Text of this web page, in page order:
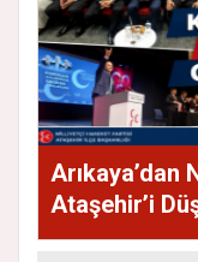
Arıkaya’dan
Ataşehir’i